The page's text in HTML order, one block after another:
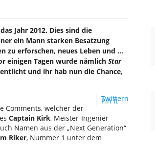
Jahr 2012. Dies sind die
ein Mann starken Besatzung
zu erforschen, neues Leben und …
einigen Tagen wurde nämlich Star
und ihr hab nun die Chance,
Twittern
Pin It
Comments, welcher der
Captain Kirk, Meister-Ingenier
Namen aus der „Next Generation“
Riker, Nummer 1 unter dem